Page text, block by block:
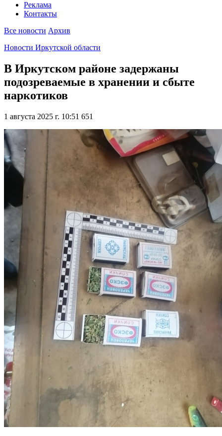
Реклама
Контакты
Все новости Архив
Новости Иркутской области
В Иркутском районе задержаны
подозреваемые в хранении и сбыте
наркотиков
1 августа 2025 г. 10:51 651